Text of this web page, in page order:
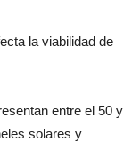
la viabilidad de
entre el 50 y
solares y